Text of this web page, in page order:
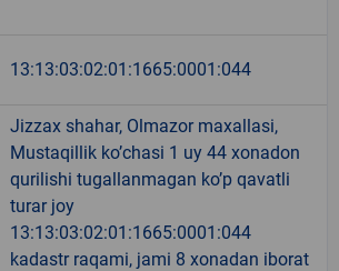
13:13:03:02:01:1665:0001:044
Jizzax shahar, Olmazor maxallasi,
Mustaqillik ko’chasi 1 uy 44 xonadon
qurilishi tugallanmagan ko’p qavatli
turar joy
13:13:03:02:01:1665:0001:044
kadastr raqami, jami 8 xonadan iborat